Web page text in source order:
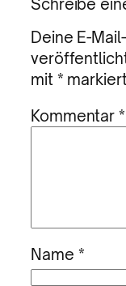
Deine E-
mit * markiert
Kommentar*
Name *